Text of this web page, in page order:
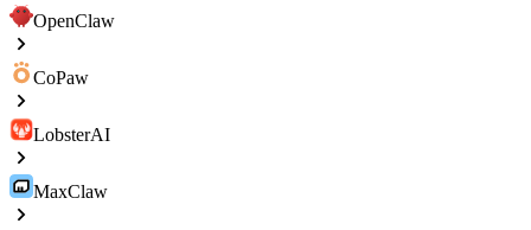
OpenClaw
CoPaw
LobsterAI
MaxClaw